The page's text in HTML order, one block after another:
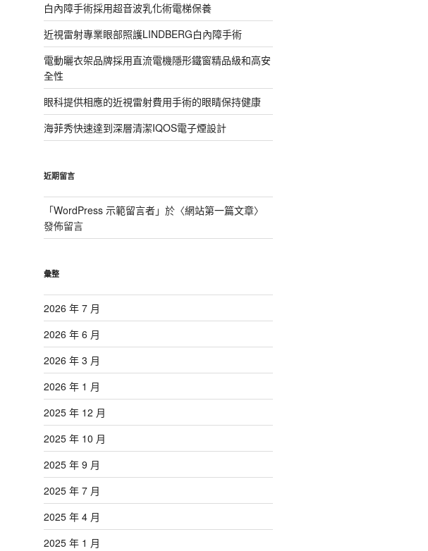
白內障手術採用超音波乳化術電梯保養
近視雷射專業眼部照護LINDBERG白內障手術
電動曬衣架品牌採用直流電機隱形鐵窗精品級和高安
全性
眼科提供相應的近視雷射費用手術的眼睛保持健康
海菲秀快速達到深層清潔IQOS電子煙設計
近期留言
「WordPress 示範留言者」於〈網站第一篇文章〉
發佈留言
彙整
2026 年 7 月
2026 年 6 月
2026 年 3 月
2026 年 1 月
2025 年 12 月
2025 年 10 月
2025 年 9 月
2025 年 7 月
2025 年 4 月
2025 年 1 月